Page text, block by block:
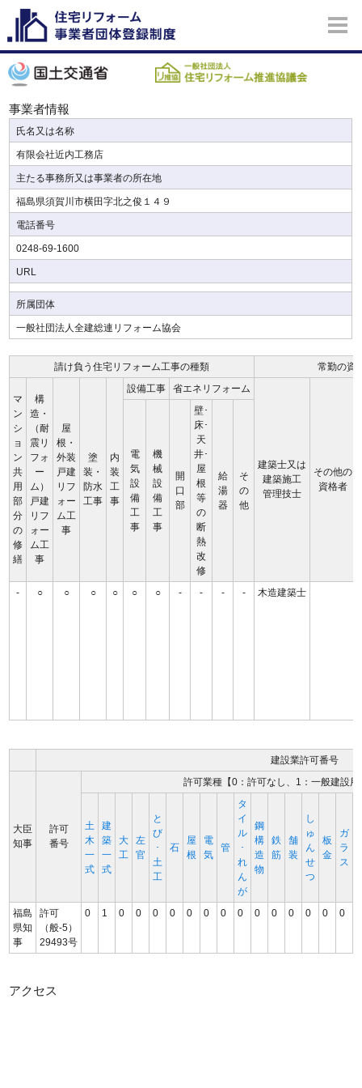
事業者情報
氏名又は名称
有限会社近内工務店
主たる事務所又は事業者の所在地
福島県須賀川市横田字北之俊１４９
電話番号
0248-69-1600
URL
所属団体
一般社団法人全建総連リフォーム協会
請け負う住宅リフォーム工事の種類 常勤の資
マ
ン
シ
ョ
ン
共
用
部
分
の
修
繕
構
造・
（耐
震リ
フォ
ー
ム）
戸建
リフ
ォー
ム工
事
屋
根・
外装
戸建
リフ
ォー
ム工
事
塗
装・
防水
工事
内
装
工
事
設備工事 省エネリフォーム
建築士又は
建築施工
管理技士
その他の
資格者
電
気
設
備
工
事
機
械
設
備
工
事
開
口
部
壁･
床･
天
井･
屋
根
等
の
断
熱
改
修
給
湯
器
そ
の
他
- ○ ○ ○ ○ ○ ○ - - - - 木造建築士
建設業許可番号
大臣
知事
許可
番号
許可業種【0：許可なし、1：一般建設
土
木
一
式
建
築
一
式
大
工
左
官
と
び
･
土
工
石
屋
根
電
気
管
タ
イ
ル
･
れ
ん
が
鋼
構
造
物
鉄
筋
舗
装
し
ゅ
ん
せ
つ
板
金
ガ
ラ
ス
福島
県知
事
許可
（般-5）
29493号
0 1 0 0 0 0 0 0 0 0 0 0 0 0 0 0
アクセス